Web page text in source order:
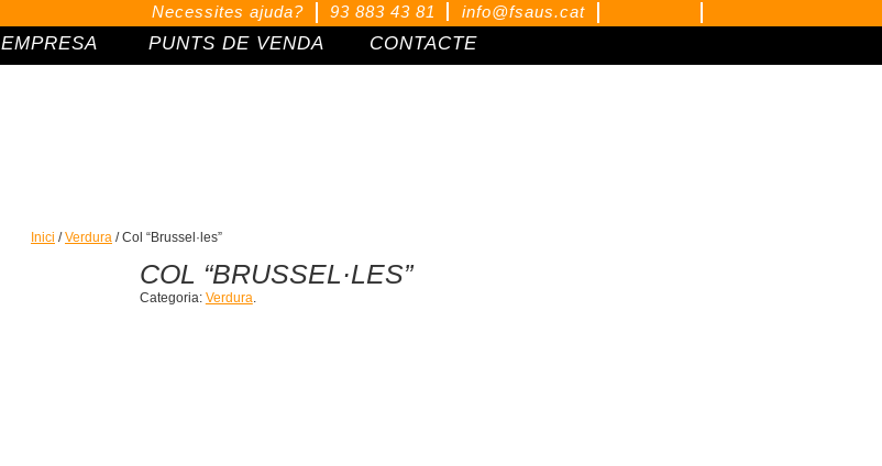
info@fsaus.cat
93 883 43 81
Necessites ajuda?
EMPRESA PUNTS DE VENDA CONTACTE
Inici /Verdura / Col “Brussel·les”
COL “BRUSSEL·LES”
Categoria: Verdura.